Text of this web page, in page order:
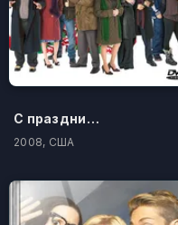
С праздниками ничто не сравнится
2008, США